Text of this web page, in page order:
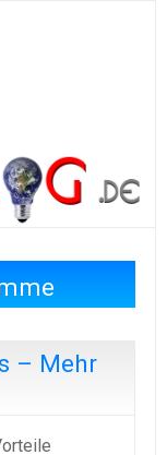
– Mehr